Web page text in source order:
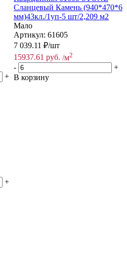
+
Сланцевый Камень (940*470*6
мм)43кл./1уп-5 шт/2,209 м2
Мало
Артикул: 61605
7 039.11 ₽/шт
15937.61 руб. /м2
-
+
В корзину
+